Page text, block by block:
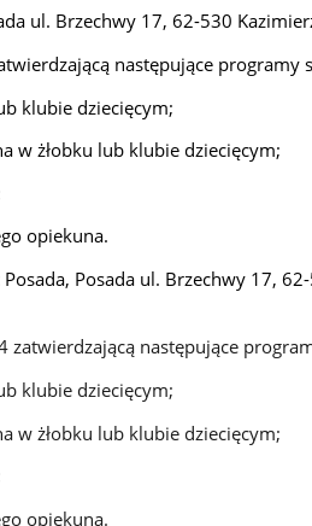
ul. Brzechwy 17, 62-530
następujące programy
klubie dziecięcym;
w żłobku lub klubie dziecięcym;
opiekuna.
Posada ul. Brzechwy 17,
następujące
klubie dziecięcym;
w żłobku lub klubie dziecięcym;
opiekuna.